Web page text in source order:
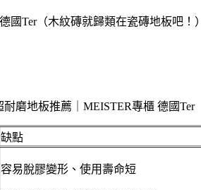
（木紋磚就歸類在瓷磚地板吧！）
缺點
容易脫膠變形、使用壽命短